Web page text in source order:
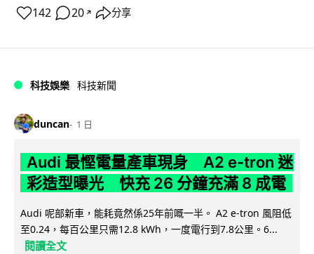
142 20 ↗ 分享
科技娛樂 科技新聞
duncan 1 日
Audi 最慳電量產車現身 A2 e-tron 迷
彩造型曝光 快充 26 分鐘充滿 8 成電
Audi 呢部新車，能耗竟然係25年前嘅一半。 A2 e-tron 風阻低
至0.24，每百公里只需12.8 kWh，一度電行到7.8公里。6...
閱讀全文